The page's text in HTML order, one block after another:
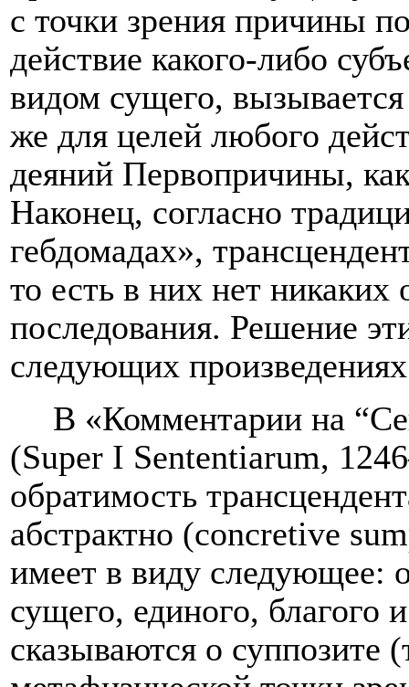
с точки зрения причины
действие какого-либо
видом сущего,
же для целей любого
деяний Первопричины,
Наконец, согласно
гебдомадах»,
то есть в них нет
последования. Решение
следующих
В «Комментарии на
(Super I Sententiarum,
обратимость
абстрактно (concretive
имеет в виду следующее:
сущего, единого, благого
сказываются о суппозите